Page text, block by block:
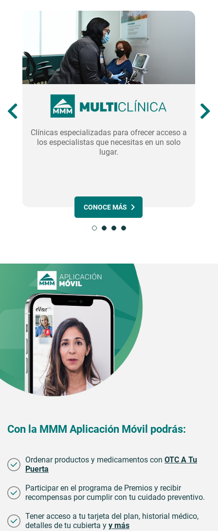
Clínicas especializadas para ofrecer acceso a
los especialistas que necesitas en un solo
lugar.
CONOCE MÁS
Con la MMM Aplicación Móvil podrás:
Ordenar productos y medicamentos con OTC A Tu
Puerta
Participar en el programa de Premios y recibir
recompensas por cumplir con tu cuidado preventivo.
Tener acceso a tu tarjeta del plan, historial médico,
detalles de tu cubierta y y más